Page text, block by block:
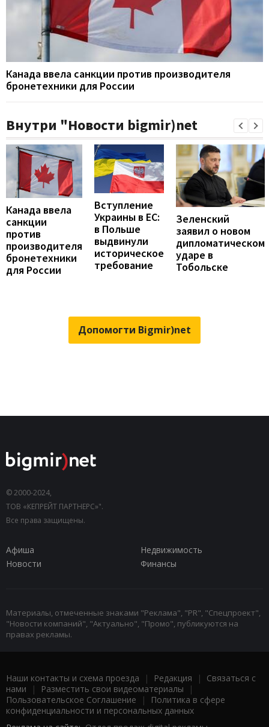
Канада ввела санкции против производителя
бронетехники для России
Внутри "Новости bigmir)net
Канада ввела
санкции
против
производителя
бронетехники
для России
Вступление
Украины в ЕС:
в Польше
выдвинули
историческое
требование
Зеленский
заявил о новом
дипломатическом
ударе в
Тобольске
Допомогти Bigmir)net
© 2000-2024,
ТОВ «КЕПРЕЙТ ПАРТНЕРС»".
Все права защищены.
Афиша
Недвижимость
Новости
Финансы
Материалы, отмеченные знаками "Реклама", "PR", "Спецпроект",
"Новости компаний", "Актуально", "Промо", публикуются на
правах рекламы.
Наши контакты и схема проезда | Редакция | Связаться с
нами | Разместить свои видеоматериалы |
Пользовательское Соглашение |
Политика в сфере
конфиденциальности и персональных данных